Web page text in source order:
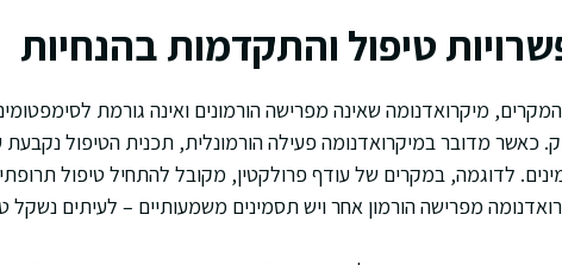
טיפול והתקדמות בהנחיות
מיקרואדנומה שאינה מפרישה הורמונים ואינה גורמת
כאשר מדובר במיקרואדנומה פעילה הורמונלית, תכנית הטיפול נקבעת
לדוגמה, במקרים של עודף פרולקטין, מקובל להתחיל טיפול
מפרישה הורמון אחר ויש תסמינים משמעותיים – לעיתים נשקל